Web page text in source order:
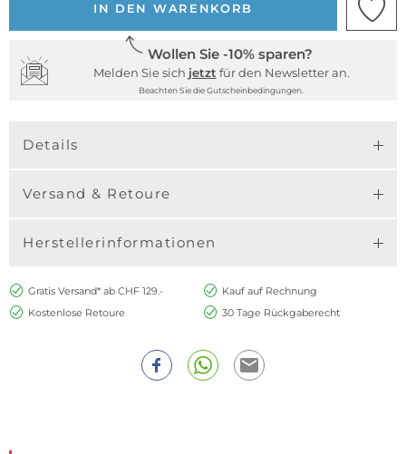
IN DEN WARENKORB
Wollen Sie -10% sparen?
Melden Sie sich jetzt für den Newsletter an.
Beachten Sie die Gutscheinbedingungen.
Details
Versand & Retoure
Herstellerinformationen
Gratis Versand* ab CHF 129.-
Kauf auf Rechnung
Kostenlose Retoure
30 Tage Rückgaberecht